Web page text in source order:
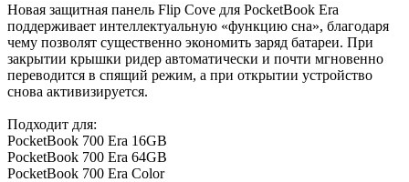
Новая защитная панель Flip Cove для PocketBook Era
поддерживает интеллектуальную «функцию сна», благодаря
чему позволят существенно экономить заряд батареи. При
закрытии крышки ридер автоматически и почти мгновенно
переводится в спящий режим, а при открытии устройство
снова активизируется.
Подходит для:
PocketBook 700 Era 16GB
PocketBook 700 Era 64GB
PocketBook 700 Era Color